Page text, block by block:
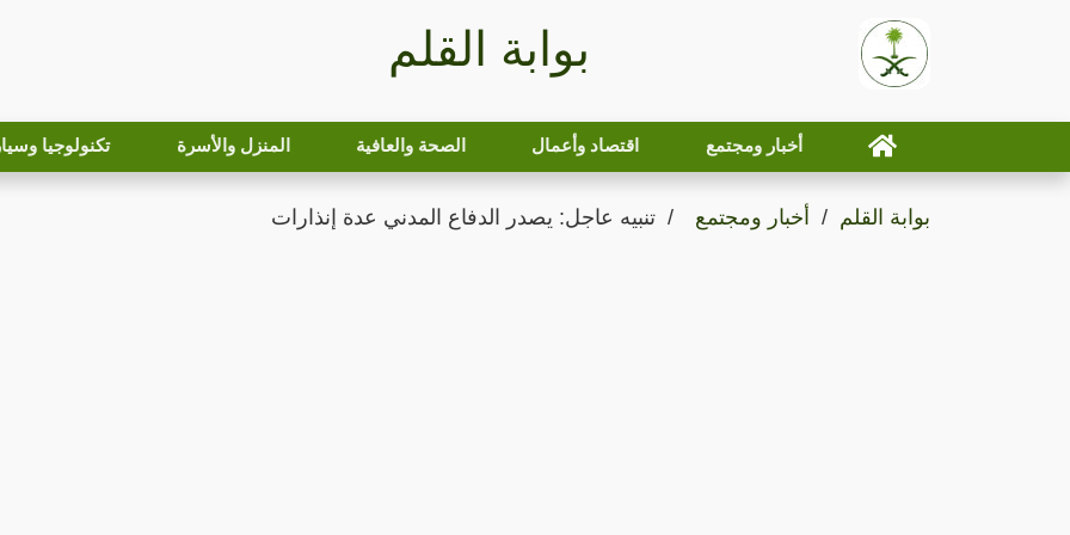
بوابة القلم
أخبار ومجتمع اقتصاد وأعمال الصحة والعافية المنزل والأسرة تكنولوجيا
بوابة القلم أخبار ومجتمع تنبيه عاجل: يصدر الدفاع المدني عدة إنذارات